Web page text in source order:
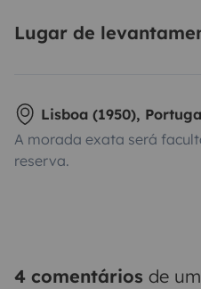
Lugar de
Lisboa (1950),
A morada exata será
reserva.
4 comentários de